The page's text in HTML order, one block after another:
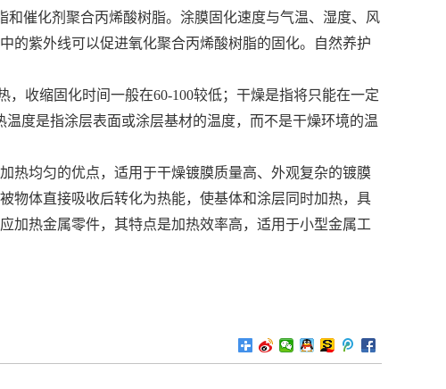
和催化剂聚合丙烯酸树脂。涂膜固化速度与气温、湿度、风
的紫外线可以促进氧化聚合丙烯酸树脂的固化。自然养护
收缩固化时间一般在60-100较低；干燥是指将只能在一定
度是指涂层表面或涂层基材的温度，而不是干燥环境的温
热均匀的优点，适用于干燥镀膜质量高、外观复杂的镀膜
物体直接吸收后转化为热能，使基体和涂层同时加热，具
加热金属零件，其特点是加热效率高，适用于小型金属工